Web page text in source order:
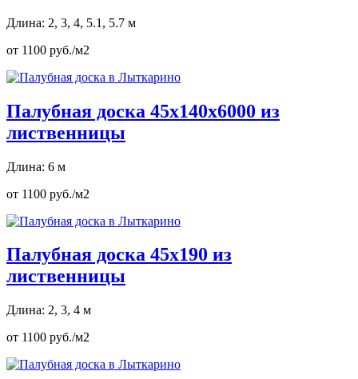
Длина: 2, 3, 4, 5.1, 5.7 м
от 1100 руб./м2
Палубная доска 45х140х6000 из
лиственницы
Длина: 6 м
от 1100 руб./м2
Палубная доска 45х190 из
лиственницы
Длина: 2, 3, 4 м
от 1100 руб./м2